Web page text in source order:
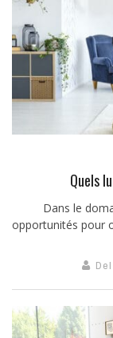
Quels
Dans le
opportunités pour